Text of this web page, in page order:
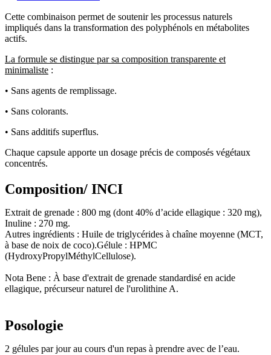
Cette combinaison permet de soutenir les processus naturels
impliqués dans la transformation des polyphénols en métabolites
actifs.
La formule se distingue par sa composition transparente et
minimaliste :
• Sans agents de remplissage.
• Sans colorants.
• Sans additifs superflus.
Chaque capsule apporte un dosage précis de composés végétaux
concentrés.
Composition/ INCI
Extrait de grenade : 800 mg (dont 40% d’acide ellagique : 320 mg),
Inuline : 270 mg.
Autres ingrédients : Huile de triglycérides à chaîne moyenne (MCT,
à base de noix de coco).Gélule : HPMC
(HydroxyPropylMéthylCellulose).
Nota Bene : À base d'extrait de grenade standardisé en acide
ellagique, précurseur naturel de l'urolithine A.
Posologie
2 gélules par jour au cours d'un repas à prendre avec de l’eau.